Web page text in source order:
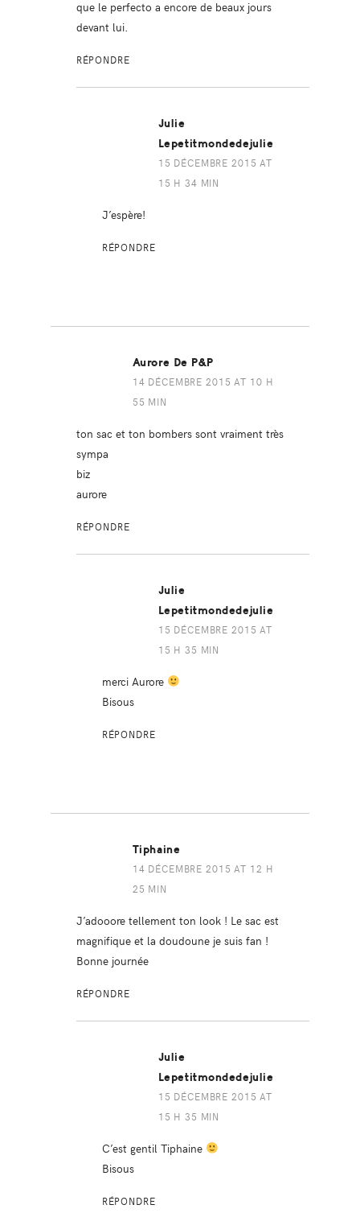
que le perfecto a encore de beaux jours
devant lui.
RÉPONDRE
Julie
Lepetitmondedejulie
15 DÉCEMBRE 2015 AT
15 H 34 MIN
J’espère!
RÉPONDRE
Aurore De P&P
14 DÉCEMBRE 2015 AT 10 H
55 MIN
ton sac et ton bombers sont vraiment très
sympa
biz
aurore
RÉPONDRE
Julie
Lepetitmondedejulie
15 DÉCEMBRE 2015 AT
15 H 35 MIN
merci Aurore
Bisous
RÉPONDRE
Tiphaine
14 DÉCEMBRE 2015 AT 12 H
25 MIN
J’adooore tellement ton look ! Le sac est
magnifique et la doudoune je suis fan !
Bonne journée
RÉPONDRE
Julie
Lepetitmondedejulie
15 DÉCEMBRE 2015 AT
15 H 35 MIN
C’est gentil Tiphaine
Bisous
RÉPONDRE